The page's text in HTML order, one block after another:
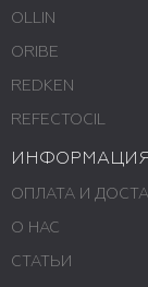
OLLIN
ORIBE
REDKEN
REFECTOCIL
ИНФОРМАЦИЯ
ОПЛАТА И
О НАС
СТАТЬИ